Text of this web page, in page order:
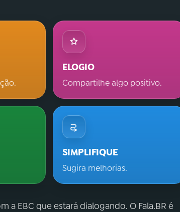
ELOGIO
Compartilhe algo positivo.
SIMPLIFIQUE
Sugira melhorias.
a EBC que estará dialogando. O Fala.BR é